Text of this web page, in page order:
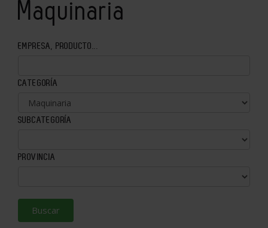
Maquinaria
EMPRESA, PRODUCTO...
CATEGORÍA
SUBCATEGORÍA
PROVINCIA
Buscar